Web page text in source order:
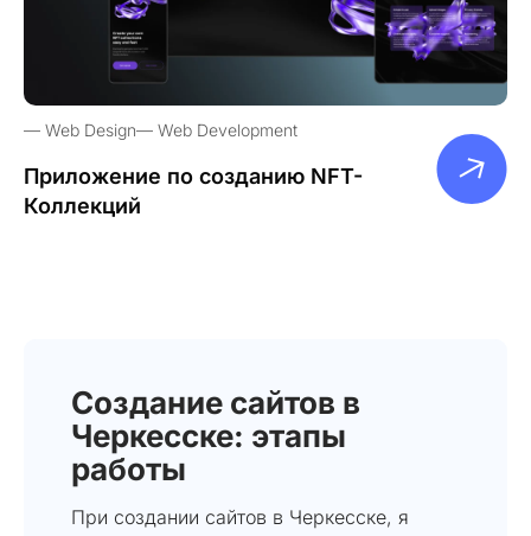
Web Design Web Development
Приложение по созданию NFT-
Коллекций
Создание сайтов в
Черкесске: этапы
работы
При создании сайтов в Черкесске, я